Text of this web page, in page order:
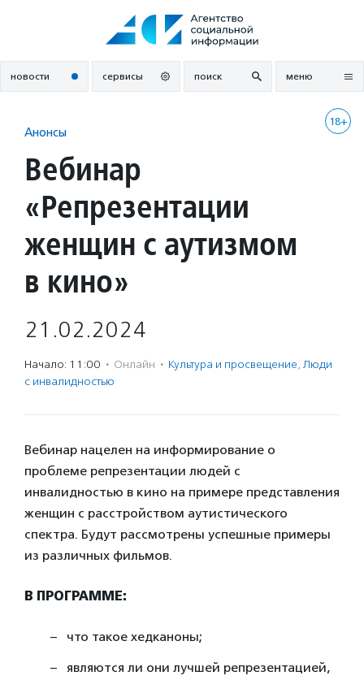
новости сервисы поиск меню
18+
Анонсы
Вебинар
«Репрезентации
женщин с аутизмом
в кино»
21.02.2024
Начало: 11:00 · Онлайн · Культура и просвещение, Люди
с инвалидностью
Вебинар нацелен на информирование о
проблеме репрезентации людей с
инвалидностью в кино на примере представления
женщин с расстройством аутистического
спектра. Будут рассмотрены успешные примеры
из различных фильмов.
В ПРОГРАММЕ:
что такое хедканоны;
являются ли они лучшей репрезентацией,